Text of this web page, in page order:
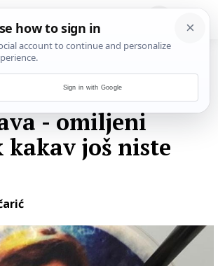
- omiljeni
još niste
Sign in with Google